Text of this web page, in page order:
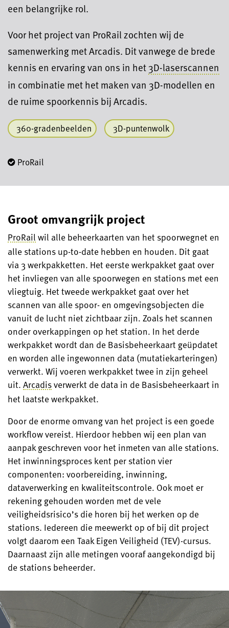
een belangrijke rol.
Voor het project van ProRail zochten wij de
samenwerking met Arcadis. Dit vanwege de brede
kennis en ervaring van ons in het3D-laserscannen
in combinatie met het maken van 3D-modellen en
de ruime spoorkennis bij Arcadis.
360-gradenbeelden 3D-puntenwolk
ProRail
Groot omvangrijk project
ProRailwil alle beheerkaarten van het spoorwegnet en
alle stations up-to-date hebben en houden. Dit gaat
via 3 werkpakketten. Het eerste werkpakket gaat over
het invliegen van alle spoorwegen en stations met een
vliegtuig. Het tweede werkpakket gaat over het
scannen van alle spoor- en omgevingsobjecten die
vanuit de lucht niet zichtbaar zijn. Zoals het scannen
onder overkappingen op het station. In het derde
werkpakket wordt dan de Basisbeheerkaart geüpdatet
en worden alle ingewonnen data (mutatiekarteringen)
verwerkt. Wij voeren werkpakket twee in zijn geheel
uit.Arcadisverwerkt de data in de Basisbeheerkaart in
het laatste werkpakket.
Door de enorme omvang van het project is een goede
workflow vereist. Hierdoor hebben wij een plan van
aanpak geschreven voor het inmeten van alle stations.
Het inwinningsproces kent per station vier
componenten: voorbereiding, inwinning,
dataverwerking en kwaliteitscontrole. Ook moet er
rekening gehouden worden met de vele
veiligheidsrisico’s die horen bij het werken op de
stations. Iedereen die meewerkt op of bij dit project
volgt daarom een Taak Eigen Veiligheid (TEV)-cursus.
Daarnaast zijn alle metingen vooraf aangekondigd bij
de stations beheerder.